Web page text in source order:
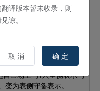
的这张卡或者卡组最上面
兽，其属性直到回合结束
己场上的1只里侧表示的
变为表侧守备表示。
译版本暂未收录，则
谅。
取 消 确 定